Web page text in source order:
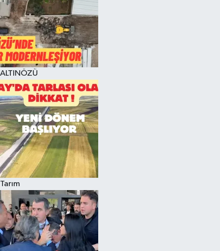
ALTINÖZÜ
Tarım